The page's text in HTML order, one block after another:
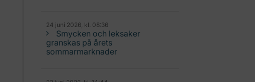
24 juni 2026, kl. 08:36
Smycken och leksaker
granskas på årets
sommarmarknader